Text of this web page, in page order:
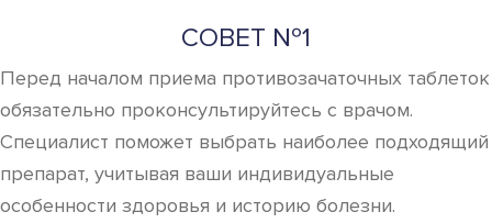
СОВЕТ №1
Перед началом приема противозачаточных таблеток
обязательно проконсультируйтесь с врачом.
Специалист поможет выбрать наиболее подходящий
препарат, учитывая ваши индивидуальные
особенности здоровья и историю болезни.